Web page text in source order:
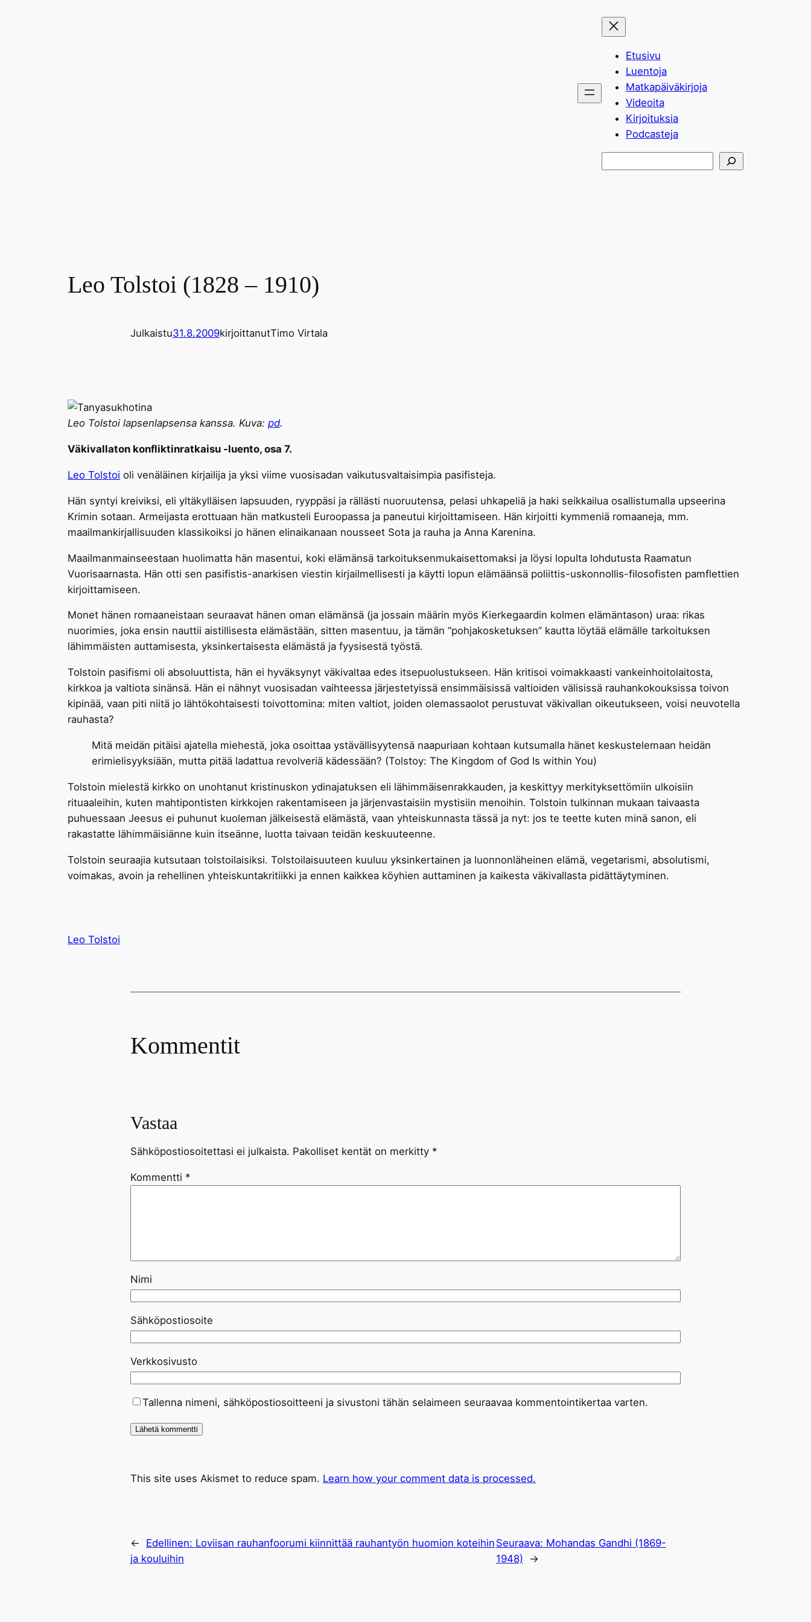
Etusivu
Luentoja
Matkapäiväkirjoja
Videoita
Kirjoituksia
Podcasteja
Leo Tolstoi (1828 – 1910)
Julkaistu31.8.2009kirjoittanutTimo Virtala
Leo Tolstoi lapsenlapsensa kanssa. Kuva: pd.
Väkivallaton konfliktinratkaisu -luento, osa 7.
Leo Tolstoi oli venäläinen kirjailija ja yksi viime vuosisadan vaikutusvaltaisimpia pasifisteja.
Hän syntyi kreiviksi, eli yltäkylläisen lapsuuden, ryyppäsi ja rällästi nuoruutensa, pelasi uhkapeliä ja haki seikkailua osallistumalla upseerina
Krimin sotaan. Armeijasta erottuaan hän matkusteli Euroopassa ja paneutui kirjoittamiseen. Hän kirjoitti kymmeniä romaaneja, mm.
maailmankirjallisuuden klassikoiksi jo hänen elinaikanaan nousseet Sota ja rauha ja Anna Karenina.
Maailmanmainseestaan huolimatta hän masentui, koki elämänsä tarkoituksenmukaisettomaksi ja löysi lopulta lohdutusta Raamatun
Vuorisaarnasta. Hän otti sen pasifistis-anarkisen viestin kirjailmellisesti ja käytti lopun elämäänsä poliittis-uskonnollis-filosofisten pamflettien
kirjoittamiseen.
Monet hänen romaaneistaan seuraavat hänen oman elämänsä (ja jossain määrin myös Kierkegaardin kolmen elämäntason) uraa: rikas
nuorimies, joka ensin nauttii aistillisesta elämästään, sitten masentuu, ja tämän ”pohjakosketuksen” kautta löytää elämälle tarkoituksen
lähimmäisten auttamisesta, yksinkertaisesta elämästä ja fyysisestä työstä.
Tolstoin pasifismi oli absoluuttista, hän ei hyväksynyt väkivaltaa edes itsepuolustukseen. Hän kritisoi voimakkaasti vankeinhoitolaitosta,
kirkkoa ja valtiota sinänsä. Hän ei nähnyt vuosisadan vaihteessa järjestetyissä ensimmäisissä valtioiden välisissä rauhankokouksissa toivon
kipinää, vaan piti niitä jo lähtökohtaisesti toivottomina: miten valtiot, joiden olemassaolot perustuvat väkivallan oikeutukseen, voisi neuvotella
rauhasta?
Mitä meidän pitäisi ajatella miehestä, joka osoittaa ystävällisyytensä naapuriaan kohtaan kutsumalla hänet keskustelemaan heidän
erimielisyyksiään, mutta pitää ladattua revolveriä kädessään? (Tolstoy: The Kingdom of God Is within You)
Tolstoin mielestä kirkko on unohtanut kristinuskon ydinajatuksen eli lähimmäisenrakkauden, ja keskittyy merkityksettömiin ulkoisiin
rituaaleihin, kuten mahtipontisten kirkkojen rakentamiseen ja järjenvastaisiin mystisiin menoihin. Tolstoin tulkinnan mukaan taivaasta
puhuessaan Jeesus ei puhunut kuoleman jälkeisestä elämästä, vaan yhteiskunnasta tässä ja nyt: jos te teette kuten minä sanon, eli
rakastatte lähimmäisiänne kuin itseänne, luotta taivaan teidän keskuuteenne.
Tolstoin seuraajia kutsutaan tolstoilaisiksi. Tolstoilaisuuteen kuuluu yksinkertainen ja luonnonläheinen elämä, vegetarismi, absolutismi,
voimakas, avoin ja rehellinen yhteiskuntakritiikki ja ennen kaikkea köyhien auttaminen ja kaikesta väkivallasta pidättäytyminen.
Leo Tolstoi
Kommentit
Vastaa
Sähköpostiosoitettasi ei julkaista. Pakolliset kentät on merkitty *
Kommentti *
Nimi
Sähköpostiosoite
Verkkosivusto
Tallenna nimeni, sähköpostiosoitteeni ja sivustoni tähän selaimeen seuraavaa kommentointikertaa varten.
This site uses Akismet to reduce spam. Learn how your comment data is processed.
← Edellinen: Loviisan rauhanfoorumi kiinnittää rauhantyön huomion koteihin
ja kouluihin
Seuraava: Mohandas Gandhi (1869-
1948)
→